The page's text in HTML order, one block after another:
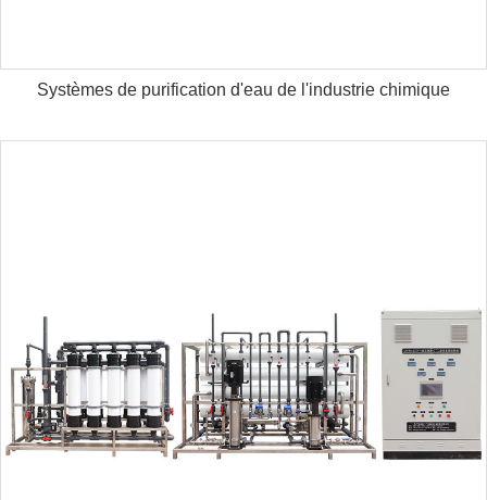
Systèmes de purification d'eau de l'industrie chimique